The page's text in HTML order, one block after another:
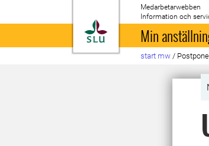
Till startsida
Medarbetarwebben
Information och
Min
start mw /